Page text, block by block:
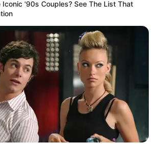
ACS e ACE: vocês fizeram sua parte — e
os Agentes Comunitários e de Endemias
defesa da Aposentadoria Digna.
08.maio.2026. Atualizadoem14.maio.2026.
Estaduais Centenas de
e Agentes de Combate às Endemias
ônibus e chegaram a Brasília nos dias 5, 6 e 7
Foram às galerias lutar pela aprovação da
salários mínimos.
Iconic '90s Couples? See The List That